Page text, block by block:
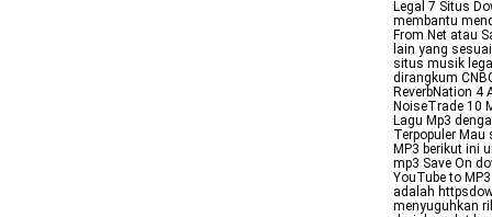
Legal 7 Situs
membantu
From Net atau
lain yang
situs musik
dirangkum
ReverbNation
NoiseTrade 10
Lagu Mp3
Terpopuler
MP3 berikut ini
mp3 Save On
YouTube to
adalah
menyuguhkan